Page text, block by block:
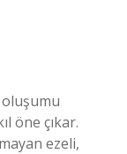
oluşumu
öne çıkar.
ezeli,